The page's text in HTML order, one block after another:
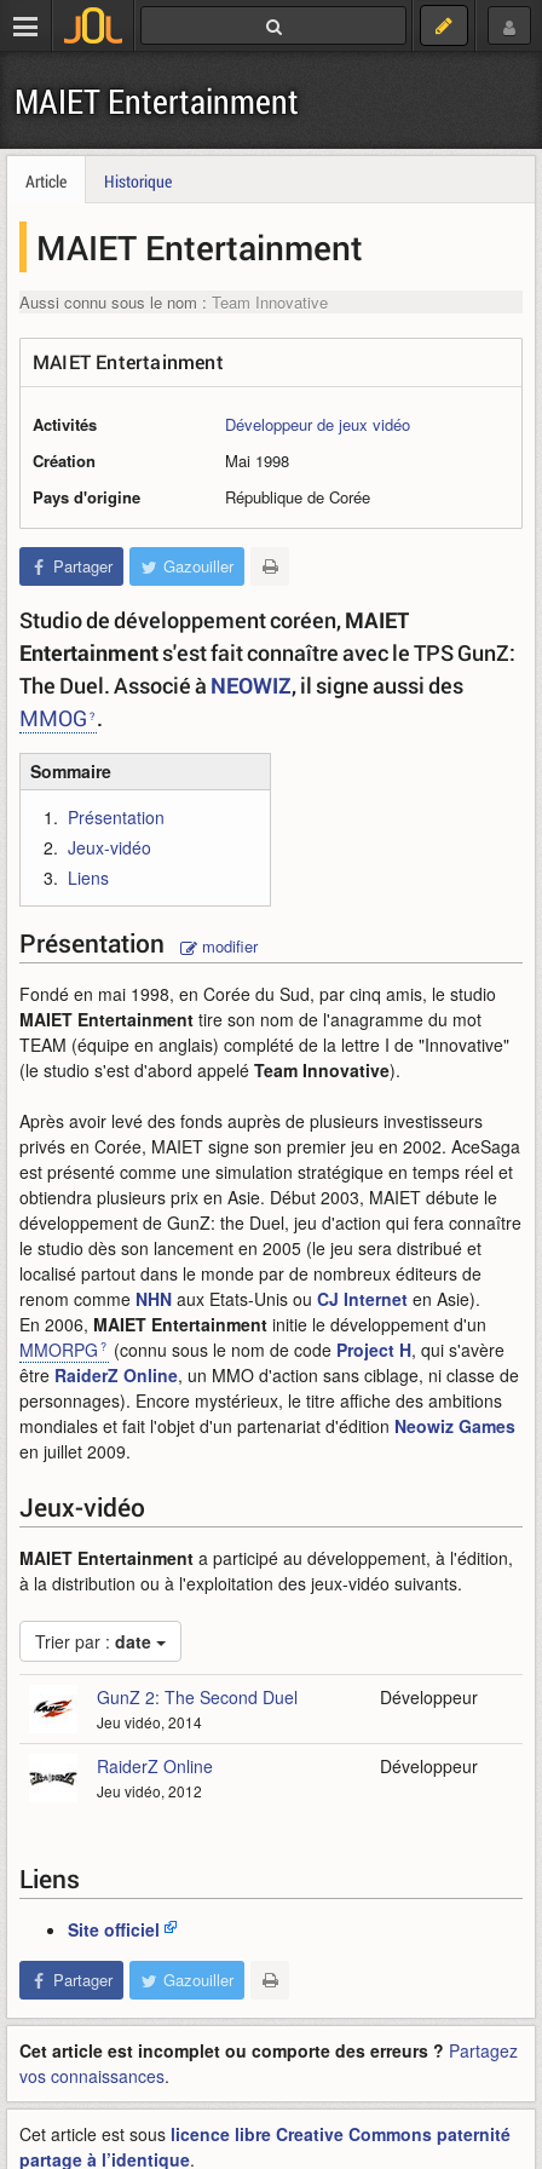
MAIET Entertainment
Article Historique
MAIET Entertainment
Aussi connu sous le nom : Team Innovative
MAIET Entertainment
Activités
Développeur de jeux vidéo
Création
Mai 1998
Pays d'origine
République de Corée
Partager Gazouiller
Studio de développement coréen,MAIET
Entertainments'est fait connaître avec le TPS GunZ:
The Duel. Associé à NEOWIZ, il signe aussi des
MMOG .
Sommaire
Présentation
Jeux-vidéo
Liens
Présentation modifier
Fondé en mai 1998, en Corée du Sud, par cinq amis, le studio
MAIET Entertainment tire son nom de l'anagramme du mot
TEAM (équipe en anglais) complété de la lettre I de "Innovative"
(le studio s'est d'abord appelé Team Innovative).
Après avoir levé des fonds auprès de plusieurs investisseurs
privés en Corée, MAIET signe son premier jeu en 2002. AceSaga
est présenté comme une simulation stratégique en temps réel et
obtiendra plusieurs prix en Asie. Début 2003, MAIET débute le
développement de GunZ: the Duel, jeu d'action qui fera connaître
le studio dès son lancement en 2005 (le jeu sera distribué et
localisé partout dans le monde par de nombreux éditeurs de
renom comme NHN aux Etats-Unis ou CJ Internet en Asie).
En 2006, MAIET Entertainment initie le développement d'un
MMORPG
(connu sous le nom de code Project H, qui s'avère
être RaiderZ Online, un MMO d'action sans ciblage, ni classe de
personnages). Encore mystérieux, le titre affiche des ambitions
mondiales et fait l'objet d'un partenariat d'édition Neowiz Games
en juillet 2009.
Jeux-vidéo
MAIET Entertainment a participé au développement, à l'édition,
à la distribution ou à l'exploitation des jeux-vidéo suivants.
Trier par : date
GunZ 2: The Second Duel
Jeu vidéo, 2014
Développeur
RaiderZ Online
Jeu vidéo, 2012
Développeur
Liens
Site officiel
Partager Gazouiller
Cet article est incomplet ou comporte des erreurs ? Partagez
vos connaissances.
Cet article est sous licence libre Creative Commons paternité
partage à l’identique.